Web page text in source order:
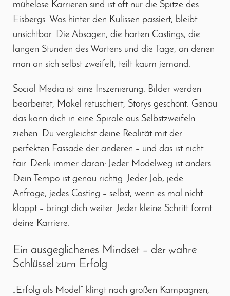
mühelose Karrieren sind ist oft nur die Spitze des
Eisbergs. Was hinter den Kulissen passiert, bleibt
unsichtbar. Die Absagen, die harten Castings, die
langen Stunden des Wartens und die Tage, an denen
man an sich selbst zweifelt, teilt kaum jemand.
Social Media ist eine Inszenierung. Bilder werden
bearbeitet, Makel retuschiert, Storys geschönt. Genau
das kann dich in eine Spirale aus Selbstzweifeln
ziehen. Du vergleichst deine Realität mit der
perfekten Fassade der anderen – und das ist nicht
fair. Denk immer daran: Jeder Modelweg ist anders.
Dein Tempo ist genau richtig. Jeder Job, jede
Anfrage, jedes Casting – selbst, wenn es mal nicht
klappt – bringt dich weiter. Jeder kleine Schritt formt
deine Karriere.
Ein ausgeglichenes Mindset – der wahre
Schlüssel zum Erfolg
„Erfolg als Model“ klingt nach großen Kampagnen,